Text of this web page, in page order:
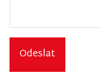
Odeslat